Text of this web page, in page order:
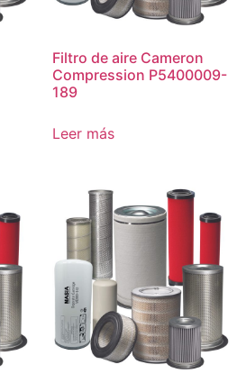
Filtro de aire Cameron
Compression P5400009-
189
Leer más